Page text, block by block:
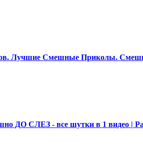
Лучшие Смешные Приколы.
ДО СЛЕЗ - все шутки в 1 видео